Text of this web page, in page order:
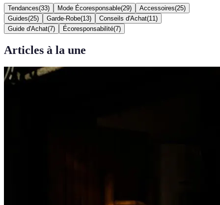
Tendances(33) Mode Écoresponsable(29) Accessoires(25)
Guides(25) Garde-Robe(13) Conseils d'Achat(11 )
Guide d'Achat(7) Écoresponsabilité(7)
Articles à la une